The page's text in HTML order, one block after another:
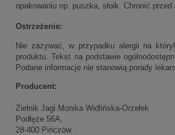
opakowaniu np. puszka, słoik. Chronić przed
Ostrzeżenie:
Nie zażywać, w przypadku alergii na
produktu. Tekst na podstawie
Podane informacje nie stanowią porady
Producent:
Zielnik Jagi Monika Widlińska-Orzełek
Podłęże 56A,
28-400 Pińczów